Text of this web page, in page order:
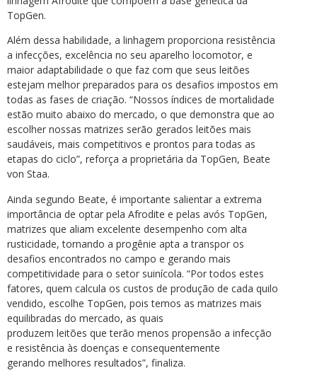
TopGen.
Além dessa habilidade, a linhagem proporciona resistência
a infecções, excelência no seu aparelho locomotor, e
maior adaptabilidade o que faz com que seus leitões
estejam melhor preparados para os desafios impostos em
todas as fases de criação. “Nossos índices de mortalidade
estão muito abaixo do mercado, o que demonstra que ao
escolher nossas matrizes serão gerados leitões mais
saudáveis, mais competitivos e prontos para todas as
etapas do ciclo”, reforça a proprietária da TopGen, Beate
von Staa.
Ainda segundo Beate, é importante salientar a extrema
importância de optar pela Afrodite e pelas avós TopGen,
matrizes que aliam excelente desempenho com alta
rusticidade, tornando a progênie apta a transpor os
desafios encontrados no campo e gerando mais
competitividade para o setor suinícola. “Por todos estes
fatores, quem calcula os custos de produção de cada quilo
vendido, escolhe TopGen, pois temos as matrizes mais
equilibradas do mercado, as quais
produzem leitões que terão menos propensão a infecção
e resistência às doenças e consequentemente
gerando melhores resultados”, finaliza.